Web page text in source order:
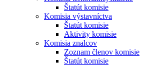
Štatút komisie
Komisia výstavníctva
Štatút komisie
Aktivity komisie
Komisia znalcov
Zoznam členov komisie
Štatút komisie